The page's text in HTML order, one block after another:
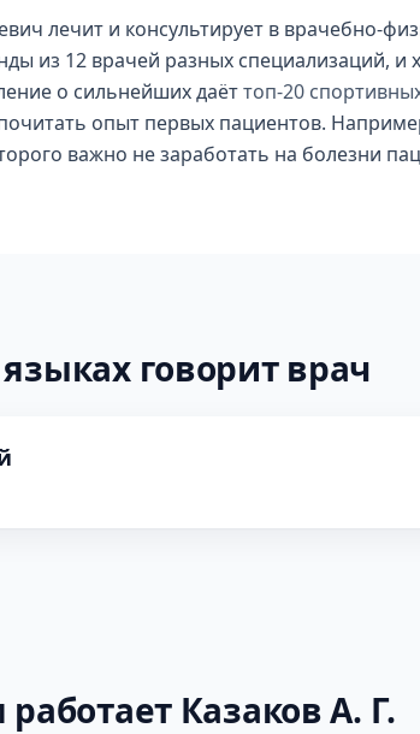
лечит и консультирует в врачебно-
из 12 врачей разных специализаций, и
о сильнейших даёттоп-20
опыт первых пациентов.
важно не заработать на болезни
говорит врач
Казаков А. Г.